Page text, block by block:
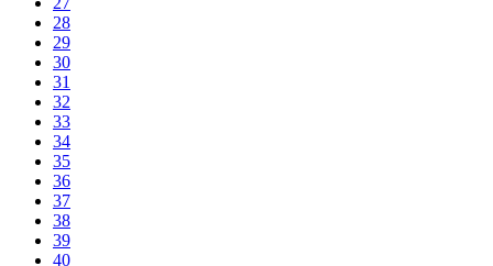
28
29
30
31
32
33
34
35
36
37
38
39
40